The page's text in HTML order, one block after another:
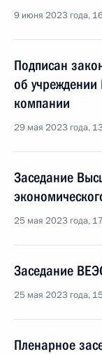
9 июня 2023 года,
Подписан
об учреждении
компании
29 мая 2023 года,
Заседание
25 мая 2023 года,
Заседание
25 мая 2023 года,
Пленарное